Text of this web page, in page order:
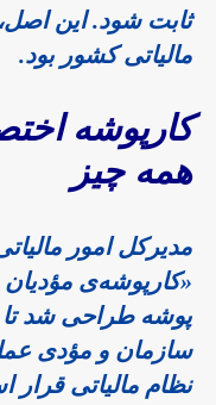
ثابت شود. این
مالیاتی کشور بود.
کارپوشه
همه چیز
مدیرکل امور
«کارپوشه‌ی مؤدیان
پوشه ‌طراحی شد تا
سازمان و مؤدی
نظام مالیاتی قرار